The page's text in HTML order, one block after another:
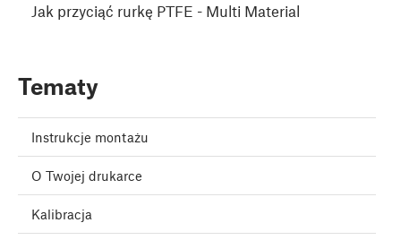
Jak przyciąć rurkę PTFE - Multi Material
Tematy
Instrukcje montażu
O Twojej drukarce
Kalibracja